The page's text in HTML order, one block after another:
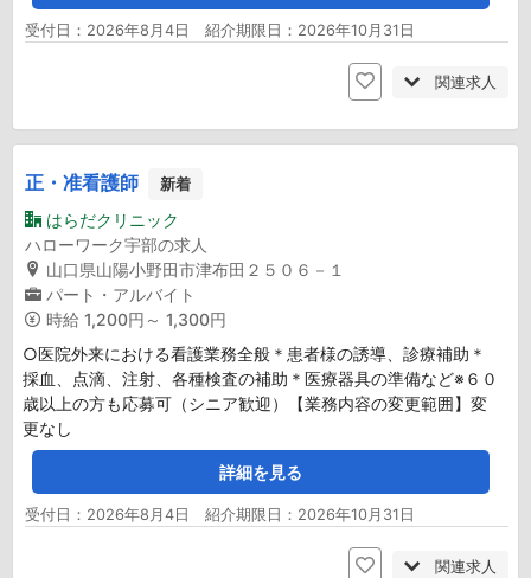
受付日：2026年8月4日 紹介期限日：2026年10月31日
関連求人
正・准看護師 新着
はらだクリニック
ハローワーク宇部の求人
山口県山陽小野田市津布田２５０６－１
パート・アルバイト
時給 1,200円～ 1,300円
○医院外来における看護業務全般＊患者様の誘導、診療補助＊
採血、点滴、注射、各種検査の補助＊医療器具の準備など※６０
歳以上の方も応募可（シニア歓迎）【業務内容の変更範囲】変
更なし
詳細を見る
受付日：2026年8月4日 紹介期限日：2026年10月31日
関連求人